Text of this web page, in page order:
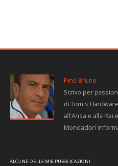
Pino Bruno
Scrivo per
di Tom's
all'Ansa e alla Rai
Mondadori
ALCUNE DELLE MIE PUBBLICAZIONI